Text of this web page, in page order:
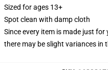
Sized for ages 13+
Spot clean with damp cloth
Since every item is made just
there may be slight variances in